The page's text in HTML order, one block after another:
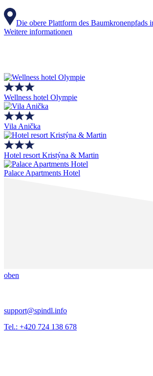
Die obere Plattform des Baumkronenpfads
Weitere informationen
Wellness hotel Olympie
Vila Anička
Hotel resort Kristýna & Martin
Palace Apartments Hotel
oben
support@spindl.info
Tel.: +420 724 138 678